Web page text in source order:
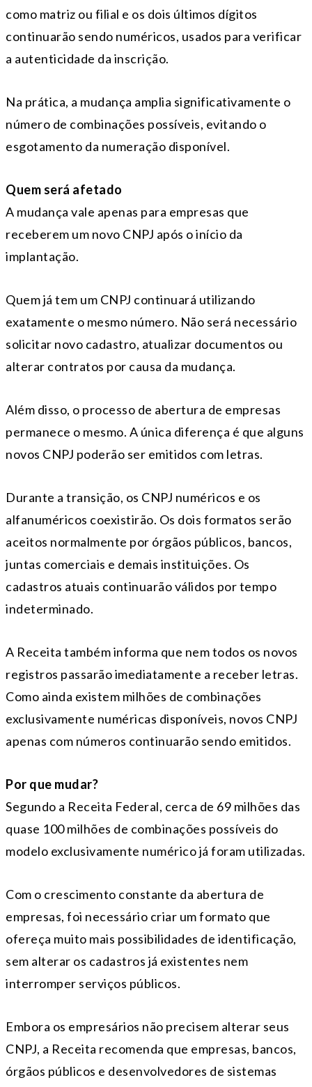
como matriz ou filial e os dois últimos dígitos
continuarão sendo numéricos, usados para verificar
a autenticidade da inscrição.
Na prática, a mudança amplia significativamente o
número de combinações possíveis, evitando o
esgotamento da numeração disponível.
Quem será afetado
A mudança vale apenas para empresas que
receberem um novo CNPJ após o início da
implantação.
Quem já tem um CNPJ continuará utilizando
exatamente o mesmo número. Não será necessário
solicitar novo cadastro, atualizar documentos ou
alterar contratos por causa da mudança.
Além disso, o processo de abertura de empresas
permanece o mesmo. A única diferença é que alguns
novos CNPJ poderão ser emitidos com letras.
Durante a transição, os CNPJ numéricos e os
alfanuméricos coexistirão. Os dois formatos serão
aceitos normalmente por órgãos públicos, bancos,
juntas comerciais e demais instituições. Os
cadastros atuais continuarão válidos por tempo
indeterminado.
A Receita também informa que nem todos os novos
registros passarão imediatamente a receber letras.
Como ainda existem milhões de combinações
exclusivamente numéricas disponíveis, novos CNPJ
apenas com números continuarão sendo emitidos.
Por que mudar?
Segundo a Receita Federal, cerca de 69 milhões das
quase 100 milhões de combinações possíveis do
modelo exclusivamente numérico já foram utilizadas.
Com o crescimento constante da abertura de
empresas, foi necessário criar um formato que
ofereça muito mais possibilidades de identificação,
sem alterar os cadastros já existentes nem
interromper serviços públicos.
Embora os empresários não precisem alterar seus
CNPJ, a Receita recomenda que empresas, bancos,
órgãos públicos e desenvolvedores de sistemas